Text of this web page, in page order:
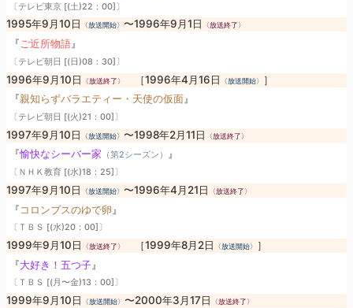
〔テレビ東京 [(土)22：00]〕
1995年9月10日 〈放送開始〉 〜1996年9月1日 〈放送終了〉
『 ご近所物語』
〔テレビ朝日 [(日)08：30]〕
1996年9月10日 〈放送終了〉 ［1996年4月16日 〈放送開始〉
］
『親知らずバラエティー・天使の仮面』
〔テレビ朝日 [(火)21：00]〕
1997年9月10日 〈放送開始〉 〜1998年2月11日 〈放送終了〉
『愉快なシーバー家 （第2シーズン） 』
〔ＮＨＫ教育 [(水)18：25]〕
1997年9月10日 〈放送開始〉 〜1996年4月21日 〈放送終了〉
『コロンブスのゆで卵 』
〔ＴＢＳ [(水)20：00]〕
1999年9月10日 〈放送終了〉 ［1999年8月2日 〈放送開始〉
］
『大好き！五つ子』
〔ＴＢＳ [(月〜金)13：00]〕
1999年9月10日 〈放送開始〉 〜2000年3月17日 〈放送終了〉